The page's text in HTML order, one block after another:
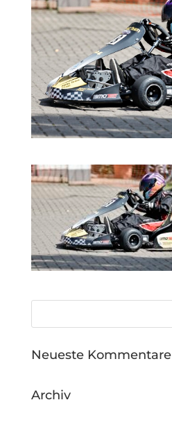
Neueste Kommentare
Archiv